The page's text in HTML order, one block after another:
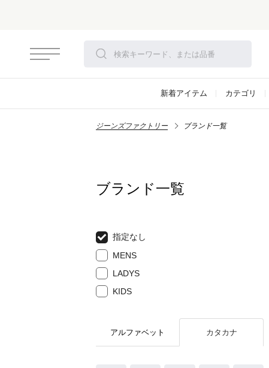
新着アイテム カテゴリ
ジーンズファクトリー ブランド一覧
ブランド一覧
指定なし
MENS
LADYS
KIDS
アルファベット カタカナ